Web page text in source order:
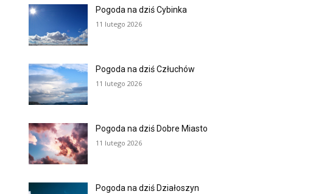
Pogoda na dziś Cybinka
11 lutego 2026
Pogoda na dziś Człuchów
11 lutego 2026
Pogoda na dziś Dobre Miasto
11 lutego 2026
Pogoda na dziś Działoszyn